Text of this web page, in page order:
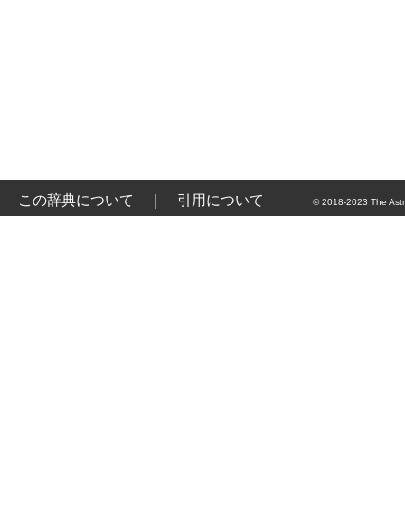
この辞典について 引用について © 2018-2023 The